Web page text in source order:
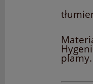
plamy.